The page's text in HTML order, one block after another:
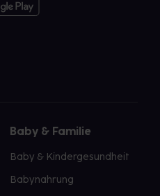
Baby & Familie
Baby & Kindergesundheit
Babynahrung